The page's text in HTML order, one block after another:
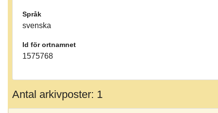
Språk
svenska
Id för ortnamnet
1575768
Antal arkivposter: 1